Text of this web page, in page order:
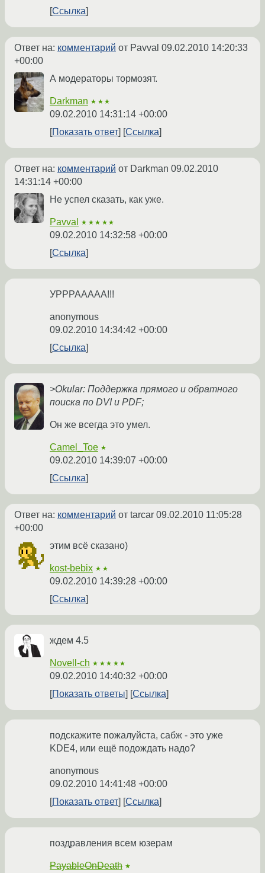
Ссылка
Ответ на: комментарий от Pavval 09.02.2010 14:20:33
+00:00
А модераторы тормозят.
Darkman ★★★
09.02.2010 14:31:14 +00:00
Показать ответ
Ссылка
Ответ на: комментарий от Darkman 09.02.2010
14:31:14 +00:00
Не успел сказать, как уже.
Pavval ★★★★★
09.02.2010 14:32:58 +00:00
Ссылка
УРРРААААА!!!
anonymous
09.02.2010 14:34:42 +00:00
Ссылка
>Okular: Поддержка прямого и обратного
поиска по DVI и PDF;
Он же всегда это умел.
Camel_Toe ★
09.02.2010 14:39:07 +00:00
Ссылка
Ответ на: комментарий от tarcar 09.02.2010 11:05:28
+00:00
этим всё сказано)
kost-bebix ★★
09.02.2010 14:39:28 +00:00
Ссылка
ждем 4.5
Novell-ch ★★★★★
09.02.2010 14:40:32 +00:00
Показать ответы
Ссылка
подскажите пожалуйста, сабж - это уже
KDE4, или ещё подождать надо?
anonymous
09.02.2010 14:41:48 +00:00
Показать ответ
Ссылка
поздравления всем юзерам
PayableOnDeath ★